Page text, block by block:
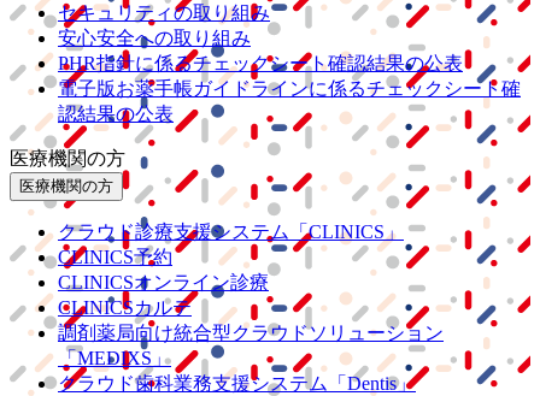
セキュリティの取り組み
安心安全への取り組み
PHR指針に係るチェックシート確認結果の公表
電子版お薬手帳ガイドラインに係るチェックシート確
認結果の公表
医療機関の方
医療機関の方
クラウド診療支援システム
「CLINICS」
CLINICS予約
CLINICSオンライン診療
CLINICSカルテ
調剤薬局向け統合型クラウドソリューション
「MEDIXS」
クラウド歯科業務支援システム
「Dentis」